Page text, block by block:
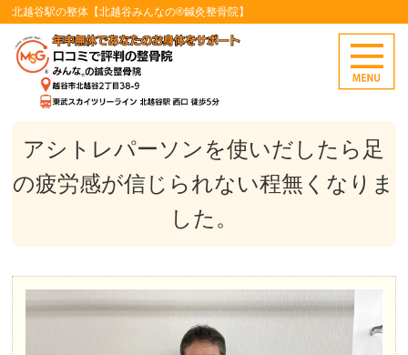
北越谷駅の整体【北越谷みんなの®鍼灸整骨院】
アシトレパーソンを使いだしたら足
の疲労感が信じられない程無くなりま
した。